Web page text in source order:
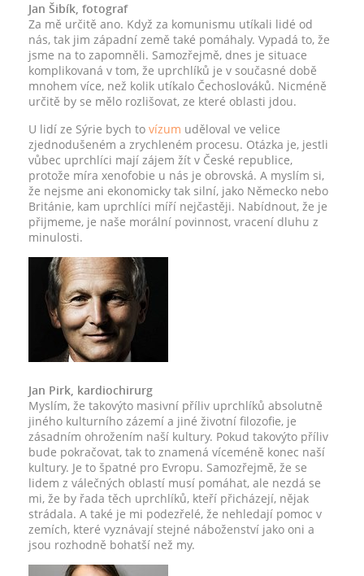
Jan Šibík, fotograf
Za mě určitě ano. Když za komunismu utíkali lidé od
nás, tak jim západní země také pomáhaly. Vypadá to, že
jsme na to zapomněli. Samozřejmě, dnes je situace
komplikovaná v tom, že uprchlíků je v současné době
mnohem více, než kolik utíkalo Čechoslováků. Nicméně
určitě by se mělo rozlišovat, ze které oblasti jdou.
U lidí ze Sýrie bych to vízum uděloval ve velice
zjednodušeném a zrychleném procesu. Otázka je, jestli
vůbec uprchlíci mají zájem žít v České republice,
protože míra xenofobie u nás je obrovská. A myslím si,
že nejsme ani ekonomicky tak silní, jako Německo nebo
Británie, kam uprchlíci míří nejčastěji. Nabídnout, že je
přijmeme, je naše morální povinnost, vracení dluhu z
minulosti.
Jan Pirk, kardiochirurg
Myslím, že takovýto masivní příliv uprchlíků absolutně
jiného kulturního zázemí a jiné životní filozofie, je
zásadním ohrožením naší kultury. Pokud takovýto příliv
bude pokračovat, tak to znamená víceméně konec naší
kultury. Je to špatné pro Evropu. Samozřejmě, že se
lidem z válečných oblastí musí pomáhat, ale nezdá se
mi, že by řada těch uprchlíků, kteří přicházejí, nějak
strádala. A také je mi podezřelé, že nehledají pomoc v
zemích, které vyznávají stejné náboženství jako oni a
jsou rozhodně bohatší než my.